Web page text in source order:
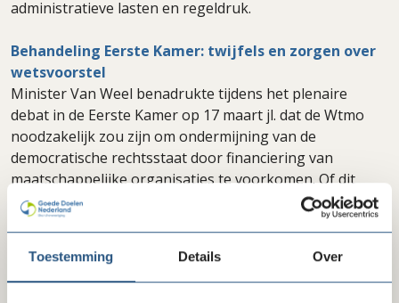
Toestemming Details Over
administratieve lasten en regeldruk.
Behandeling Eerste Kamer: twijfels en zorgen over
wetsvoorstel
Minister Van Weel benadrukte tijdens het plenaire
debat in de Eerste Kamer op 17 maart jl. dat de Wtmo
noodzakelijk zou zijn om ondermijning van de
democratische rechtsstaat door financiering van
maatschappelijke organisaties te voorkomen. Of dit
wetsvoorstel daarvoor het juiste middel is, betwijfelde
een groot deel van de Kamerleden.
Veel Kamerleden plaatsten vraagtekens bij:
de proportionaliteit van het wetsvoorstel;